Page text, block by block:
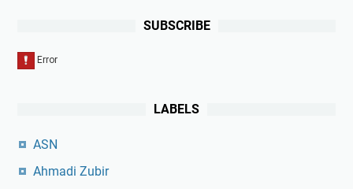
SUBSCRIBE
LABELS
ASN
Ahmadi Zubir